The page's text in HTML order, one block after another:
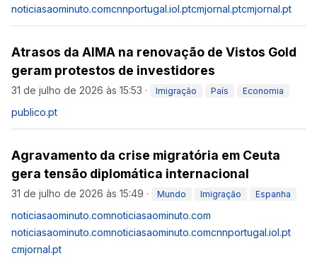
noticiasaominuto.comcnnportugal.iol.ptcmjornal.ptcmjornal.pt
Atrasos da AIMA na renovação de Vistos Gold
geram protestos de investidores
31 de julho de 2026 às 15:53 · Imigração País Economia
publico.pt
Agravamento da crise migratória em Ceuta
gera tensão diplomática internacional
31 de julho de 2026 às 15:49 · Mundo Imigração Espanha
noticiasaominuto.comnoticiasaominuto.com
noticiasaominuto.comnoticiasaominuto.comcnnportugal.iol.pt
cmjornal.pt